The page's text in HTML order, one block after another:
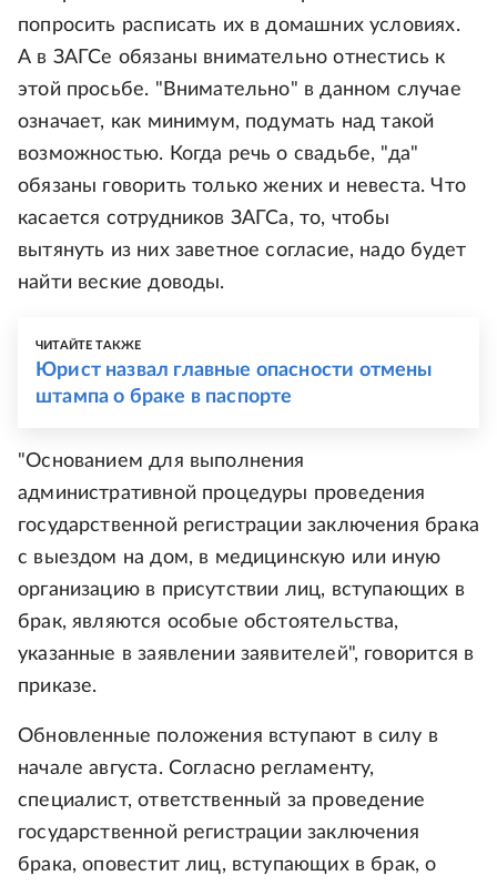
попросить расписать их в домашних условиях.
А в ЗАГСе обязаны внимательно отнестись к
этой просьбе. "Внимательно" в данном случае
означает, как минимум, подумать над такой
возможностью. Когда речь о свадьбе, "да"
обязаны говорить только жених и невеста. Что
касается сотрудников ЗАГСа, то, чтобы
вытянуть из них заветное согласие, надо будет
найти веские доводы.
ЧИТАЙТЕ ТАКЖЕ
Юрист назвал главные опасности отмены
штампа о браке в паспорте
"Основанием для выполнения
административной процедуры проведения
государственной регистрации заключения брака
с выездом на дом, в медицинскую или иную
организацию в присутствии лиц, вступающих в
брак, являются особые обстоятельства,
указанные в заявлении заявителей", говорится в
приказе.
Обновленные положения вступают в силу в
начале августа. Согласно регламенту,
специалист, ответственный за проведение
государственной регистрации заключения
брака, оповестит лиц, вступающих в брак, о